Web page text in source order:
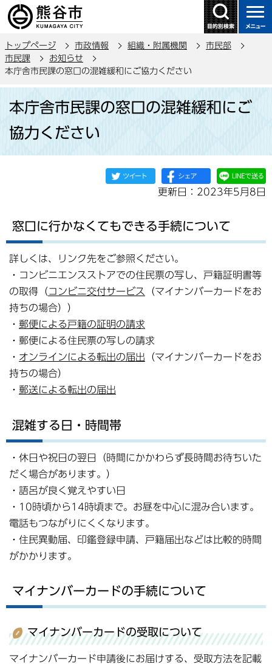
の
ー
ジ
トップページ 市政情報 組織・附属機関
市民部
市民課
お知らせ
本庁舎市民課の窓口の混雑緩和にご協力ください
か
本庁舎市民課の窓口の混雑緩和にご
協力ください
更新日：2023年5月8日
窓口に行かなくてもできる手続について
詳しくは、リンク先をご参照ください。
・コンビニエンスストアでの住民票の写し、戸籍証明書等
の取得（コンビニ交付サービス
（マイナンバーカードをお
持ちの場合））
・ 郵便による戸籍の証明の請求
・郵便による住民票の写しの請求
・ オンラインによる転出の届出 （マイナンバーカードをお
持ちの場合）
・ 郵送による転出の届出
混雑する日・時間帯
・休日や祝日の翌日（時間にかかわらず長時間お待ちいた
だく場合があります。）
・語呂が良く覚えやすい日
・10時頃から14時頃まで。お昼を中心に混み合います。
電話もつながりにくくなります。
・住民異動届、印鑑登録申請、戸籍届出などは比較的時間
がかかります。
マイナンバーカードの手続について
マイナンバーカードの受取について
マイナンバーカード申請後にお届けする、受取方法を記載